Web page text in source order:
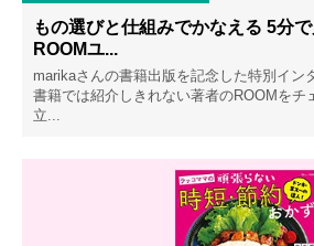
もの選びと仕組みでかなえる 5分
ROOMユ...
marikaさんの書籍出版を記念した特別イン
書籍では紹介しきれない著者のROOMをチ
立...